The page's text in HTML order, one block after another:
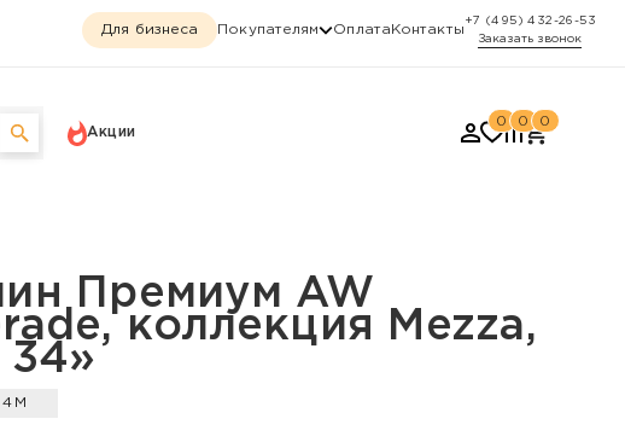
Для бизнеса Покупателям Оплата Контакты
+7 (495) 432-26-53
Заказать звонок
Акции
0 0 0
Mezza, «Mezza 34»
Премиум AW
коллекция Mezza,
34»
4М